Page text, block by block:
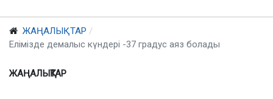
ЖАҢАЛЫҚТАР
Елімізде демалыс күндері -37 градус аяз болады
ЖАҢАЛЫҚТАР